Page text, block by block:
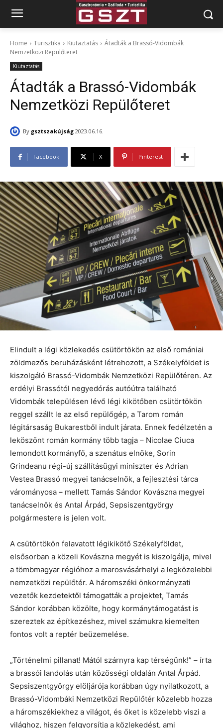
Home Turisztika Kiutaztatás
Átadták a Brassó-Vidombák
Nemzetközi Repülőteret
Kiutaztatás
Átadták a Brassó-Vidombák
Nemzetközi Repülőteret
By gsztszakújság 2023.06.16.
Facebook X Pinterest
Elindult a légi közlekedés csütörtökön az első romániai
zöldmezős beruházásként létrehozott, a Székelyföldet is
kiszolgáló Brassó-Vidombák Nemzetközi Repülőtéren. Az
erdélyi Brassótól negyedórás autóútra található
Vidombák településen lévő légi kikötőben csütörtökön
reggel szállt le az első repülőgép, a Tarom román
légitársaság Bukarestből indult járata. Ennek fedélzetén a
leköszönt román kormány több tagja – Nicolae Ciuca
lemondott kormányfő, a szenátus elnöke, Sorin
Grindeanu régi-új szállításügyi miniszter és Adrian
Vestea Brassó megyei tanácselnök, a fejlesztési tárca
várományosa – mellett Tamás Sándor Kovászna megyei
tanácselnök és Antal Árpád, Sepsiszentgyörgy
polgármestere is jelen volt.
A csütörtökön felavatott légikikötő Székelyföldet,
elsősorban a közeli Kovászna megyét is kiszolgálja, mivel
a tömbmagyar régióhoz a marosvásárhelyi a legközelebbi
nemzetközi repülőtér. A háromszéki önkormányzati
vezetők kezdetektől támogatták a projektet, Tamás
Sándor korábban közölte, hogy kormánytámogatást is
szereztek az építkezéshez, mivel számukra kiemelten
fontos volt a reptér beüzemelése.
„Történelmi pillanat! Mától szárnyra kap térségünk!” – írta
a brassói landolás után közösségi oldalán Antal Árpád.
Sepsiszentgyörgy elöljárója korábban úgy nyilatkozott, a
Brassó-Vidombáki Nemzetközi Repülőtér közelebb hozza
a háromszékiekhez a világot, és őket is közelebb viszi a
világhoz, hiszen felgyorsítja a közlekedést, ami